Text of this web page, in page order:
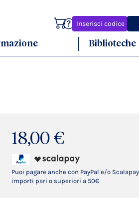
Inserisci codice
Carrello
Biblioteche
18,00 €
Puoi pagare anche con PayPal e/o
importi pari o superiori a 50€